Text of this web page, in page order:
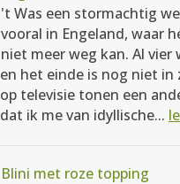
't Was een stormachtig
vooral in Engeland, waar
niet meer weg kan. Al vier
en het einde is nog niet in
op televisie tonen een
dat ik me van idyllische...
Blini met roze topping